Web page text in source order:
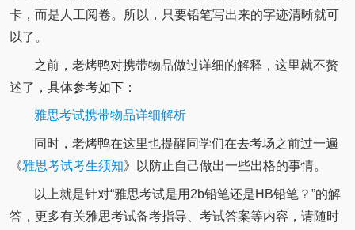
卡，而是人工阅卷。所以，只要铅笔写出来的字迹清晰就可
以了。
之前，老烤鸭对携带物品做过详细的解释，这里就不赘
述了，具体参考如下：
雅思考试携带物品详细解析
同时，老烤鸭在这里也提醒同学们在去考场之前过一遍
《雅思考试考生须知》以防止自己做出一些出格的事情。
以上就是针对“雅思考试是用2b铅笔还是HB铅笔？”的解
答，更多有关雅思考试备考指导、考试答案等内容，请随时